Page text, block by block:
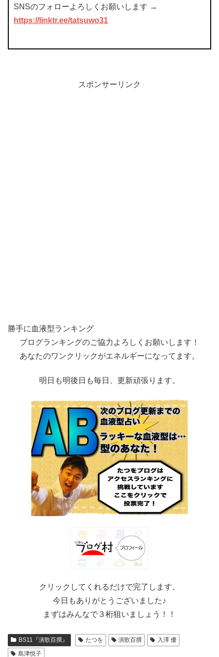
SNSのフォローよろしくお願いします →
https://linktr.ee/tatsuwo31
スポンサーリンク
勝手に血液型ランキング
ブログランキングのご協力よろしくお願いします！
あなたのワンクリックがエネルギーになってます。
明日も明後日も毎日、更新頑張ります。
クリックしてくれるだけで完了します。
今日もありがとうございました♪
まずはみんなで３桁狙いましょう！！
BS11『演歌百撰』 たつを 演歌百撰
入澤 優
島津悦子